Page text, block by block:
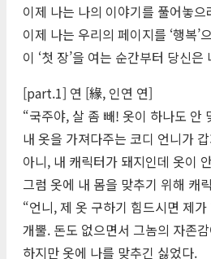
이제 나는 나의 이야기를 풀어놓으
이제 나는 우리의 페이지를 ‘행복’
이 ‘첫 장’을 여는 순간부터 당신
[part.1] 연 [緣, 인연 연]
“국주야, 살 좀 빼! 옷이 하나도 안
내 옷을 가져다주는 코디 언니가
아니, 내 캐릭터가 돼지인데 옷
그럼 옷에 내 몸을 맞추기 위해 캐
“언니, 제 옷 구하기 힘드시면 제
개뿔. 돈도 없으면서 그놈의 자존
하지만 옷에 나를 맞추긴 싫었다.